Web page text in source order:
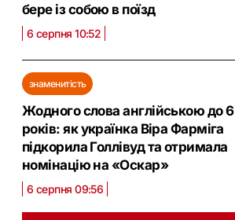
бере із собою в поїзд
6 серпня 10:52
знаменитість
Жодного слова англійською до 6
років: як українка Віра Фарміга
підкорила Голлівуд та отримала
номінацію на «Оскар»
6 серпня 09:56